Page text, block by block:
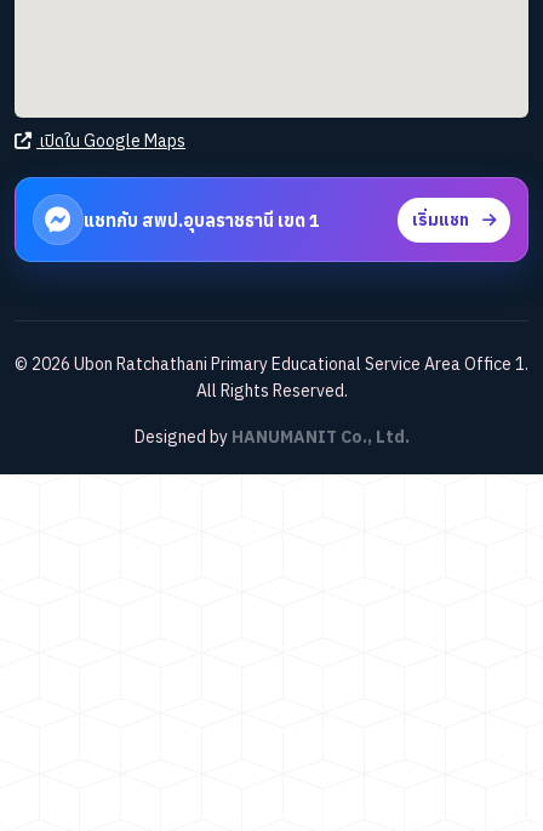
เปิดใน Google Maps
แชทกับ สพป.อุบลราชธานี เขต 1 เริ่มแชท
© 2026 Ubon Ratchathani Primary Educational Service Area Office 1.
All Rights Reserved.
Designed by HANUMANIT Co., Ltd.